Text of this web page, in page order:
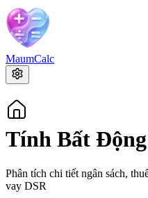
MaumCalc
Tính Bất
Phân tích chi tiết ngân sách,
vay DSR